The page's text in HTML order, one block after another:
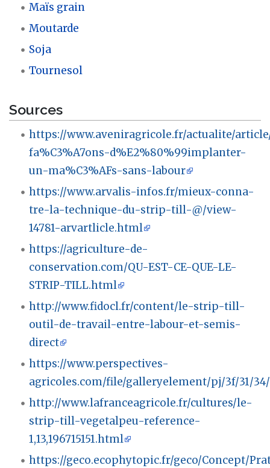
Maïs grain
Moutarde
Soja
Tournesol
Sources
https://www.aveniragricole.fr/actualite/
fa%C3%A7ons-d%E2%80%99implanter-
un-ma%C3%AFs-sans-labour
https://www.arvalis-infos.fr/mieux-conna-
tre-la-technique-du-strip-till-@/view-
14781-arvartlicle.html
https://agriculture-de-
conservation.com/QU-EST-CE-QUE-LE-
STRIP-TILL.html
http://www.fidocl.fr/content/le-strip-till-
outil-de-travail-entre-labour-et-semis-
direct
https://www.perspectives-
agricoles.com/file/galleryelement/pj/3f/31/34/
http://www.lafranceagricole.fr/cultures/le-
strip-till-vegetalpeu-reference-
1,13,196715151.html
https://geco.ecophytopic.fr/geco/Concept/